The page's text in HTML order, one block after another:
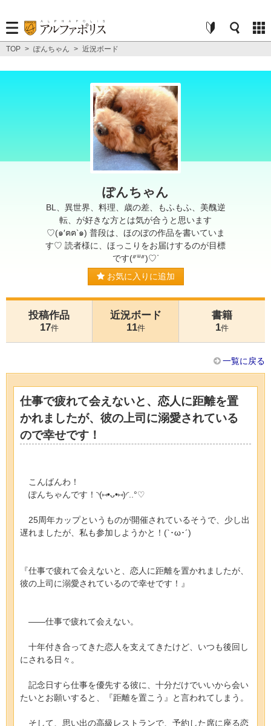
TOP > ぽんちゃん > 近況ボード
ぽんちゃん
BL、異世界、料理、歳の差、もふもふ、美醜逆
転、が好きな方とは気が合うと思います
♡(๑′ฅฅ‵๑) 普段は、ほのぼの作品を書いていま
す♡ 読者様に、ほっこりをお届けするのが目標
です(ᐥᐜᐥ)♡ᐝ
お気に入りに追加
投稿作品
17件
近況ボード
11件
書籍
1件
一覧に戻る
仕事で疲れて会えないと、恋人に距離を置
かれましたが、彼の上司に溺愛されている
ので幸せです！
こんばんわ！
ぽんちゃんです！◝(⑅•ᴗ•⑅)◜..°♡
25周年カップというものが開催されているそうで、少し出
遅れましたが、私も参加しようかと！(`･ω･´)ゞ
『仕事で疲れて会えないと、恋人に距離を置かれましたが、
彼の上司に溺愛されているので幸せです！』
――仕事で疲れて会えない。
十年付き合ってきた恋人を支えてきたけど、いつも後回し
にされる日々。
記念日すら仕事を優先する彼に、十分だけでいいから会い
たいとお願いすると、『距離を置こう』と言われてしまう。
そして、思い出の高級レストランで、予約した席に座る恋